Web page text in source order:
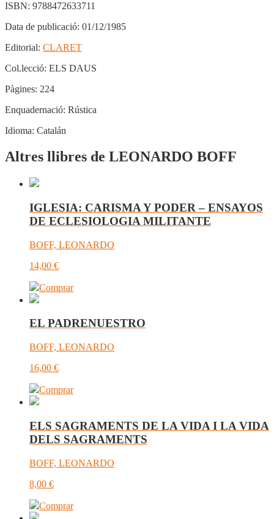
ISBN: 9788472633711
Data de publicació: 01/12/1985
Editorial: CLARET
Col.lecció: ELS DAUS
Pàgines: 224
Enquadernació: Rústica
Idioma: Catalán
Altres llibres de LEONARDO BOFF
IGLESIA: CARISMA Y PODER – ENSAYOS
DE ECLESIOLOGIA MILITANTE
BOFF, LEONARDO
14,00 €
Comprar
EL PADRENUESTRO
BOFF, LEONARDO
16,00 €
Comprar
ELS SAGRAMENTS DE LA VIDA I LA VIDA
DELS SAGRAMENTS
BOFF, LEONARDO
8,00 €
Comprar